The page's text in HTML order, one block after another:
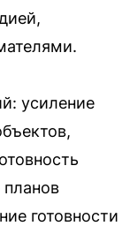
усиление
готовности